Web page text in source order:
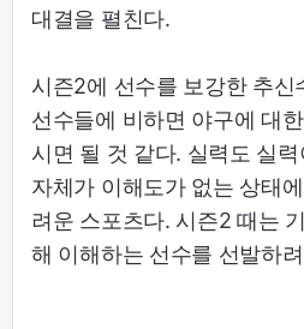
대결을 펼친다.
시즌2에 선수를 보강한 추신
선수들에 비하면 야구에 대
시면 될 것 같다. 실력도 실
자체가 이해도가 없는 상태
려운 스포츠다. 시즌2 때는
해 이해하는 선수를 선발하